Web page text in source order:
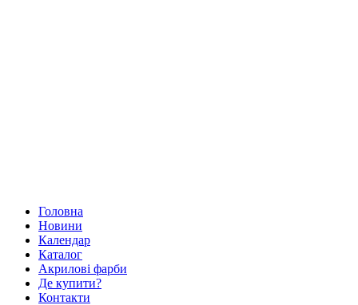
Головна
Новини
Календар
Каталог
Акрилові фарби
Де купити?
Контакти